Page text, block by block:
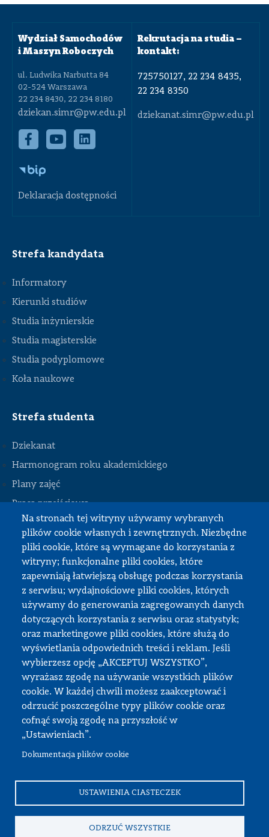
Na stronach tej witryny używamy wybranych
plików cookie własnych i zewnętrznych. Niezbędne
pliki cookie, które są wymagane do korzystania z
witryny; funkcjonalne pliki cookies, które
zapewniają łatwiejszą obsługę podczas korzystania
z serwisu; wydajnościowe pliki cookies, których
używamy do generowania zagregowanych danych
dotyczących korzystania z serwisu oraz statystyk;
oraz marketingowe pliki cookies, które służą do
wyświetlania odpowiednich treści i reklam. Jeśli
wybierzesz opcję „AKCEPTUJ WSZYSTKO”,
wyrażasz zgodę na używanie wszystkich plików
cookie. W każdej chwili możesz zaakceptować i
odrzucić poszczególne typy plików cookie oraz
cofnąć swoją zgodę na przyszłość w
„Ustawieniach”.
Dokumentacja plików cookie
USTAWIENIA CIASTECZEK
ODRZUĆ WSZYSTKIE
Wydział Samochodów
i Maszyn Roboczych
ul. Ludwika Narbutta 84
02-524 Warszawa
22 234 8430, 22 234 8180
dziekan.simr@pw.edu.pl
Deklaracja dostępności
Rekrutacja na studia –
kontakt:
725750127, 22 234 8435,
22 234 8350
dziekanat.simr@pw.edu.pl
STOPKA
Strefa kandydata
Informatory
Kierunki studiów
Studia inżynierskie
Studia magisterskie
Studia podyplomowe
Koła naukowe
Strefa studenta
Dziekanat
Harmonogram roku akademickiego
Plany zajęć
Praca przejściowa
Praca dyplomowa
Praktyki studenckie
Dokumenty do pobrania
Strefa pracownika
APD
SAP PW
Intranet
Sprawy socjalne
Repozytorium
Wydział Samochodów i Maszyn Roboczych